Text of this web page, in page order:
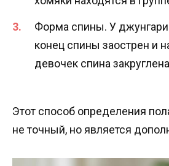
Форма спины. У
конец спины заострен и
девочек спина
Этот способ определения
не точный, но является